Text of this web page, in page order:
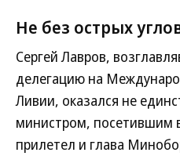
Не без острых
Сергей Лавров,
делегацию на
Ливии, оказался не
министром, посетившим
прилетел и глава